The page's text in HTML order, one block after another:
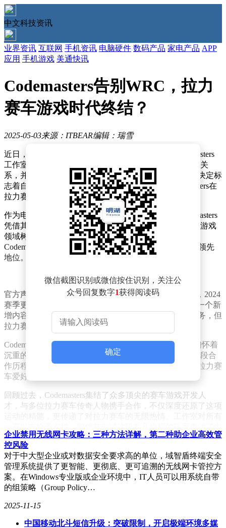
中文科技资讯
业界资讯 互联网 手机资讯 电脑硬件 数码产品 家电产品 APP
应用 手机游戏 美通快讯
Codemasters告别WRC，拉力
赛车游戏时代终结？
2025-05-03来源：ITBEAR编辑：瑞雪
近日，游戏开发界迎来了一则令人意外的消息，Codemasters
工作室宣布终止与世界拉力锦标赛（WRC）的长期合作关
系，并暂停了所有拉力赛车游戏的未来开发计划。这一决定标
志着自1998年科林·麦克雷系列游戏问世以来，Codemasters在
拉力赛车游戏领域的辉煌历程正式落下帷幕。
作为电子艺界（EA）旗下备受瞩目的开发团队，Codemasters
凭借其科林·麦克雷系列以及尘埃系列作品，在拉力赛车游戏
领域树立了极高的行业标准。2021年，EA完成了对
Codemasters的收购，进一步巩固了其在赛车游戏市场的领先
地位。
官方声明中提到，自2023年推出EA SPORTS WRC以来，2024
赛季更新的“硬充电器”内容扩展包将成为该系列的最后一个新
增内容。尽管游戏将继续运营，为现有及新玩家提供服务，但
拉力赛车游戏的新篇章似乎已被悄然合上。
Codemasters在声明中表示：“伟大的旅程终有终点。我们怀着
沉重的心情，正式宣布结束对WRC项目的开发工作。这段合
作历程见证了我们在越野赛车领域的巅峰成就，为全球拉力赛
车爱好者提供了一个展示技艺、挑战自我的舞台。”
回顾过去，Codemasters集结了众多顶尖的赛车游戏开发人
才，与多位拉力赛车传奇人物携手合作，不仅深度还原了这项
衷的感谢。
尽管目前Codemasters并未透露是否会重启拉力赛车相关项
目，但已明确表示，现阶段将专注于其他领域，不再推进新的
拉力赛车游戏开发计划。这一决定无疑为拉力赛车游戏爱好者
留下了一丝遗憾，但同时也留下了对过去辉煌岁月的无限怀
微信截图识别或微信按住识别，关注公
众号回复数字1获得阅读码
确定
企业禁用无线网卡攻略：三种方法详解，第二种助企业高效管
控风险
对于中大型企业或对数据安全要求高的单位，域智盾终端安全
管理系统提供了更智能、更彻底、更可追溯的无线网卡管控方
案。在Windows专业版或企业环境中，IT人员可以用系统自带
的组策略（Group Policy…
2025-11-15
中国移动北斗短信升级：突破限制，开启极端环境多媒